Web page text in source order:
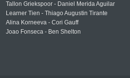
Tallon Griekspoor - Daniel Merida Aguilar
Learner Tien - Thiago Augustin Tirante
Alina Korneeva - Cori Gauff
Joao Fonseca - Ben Shelton